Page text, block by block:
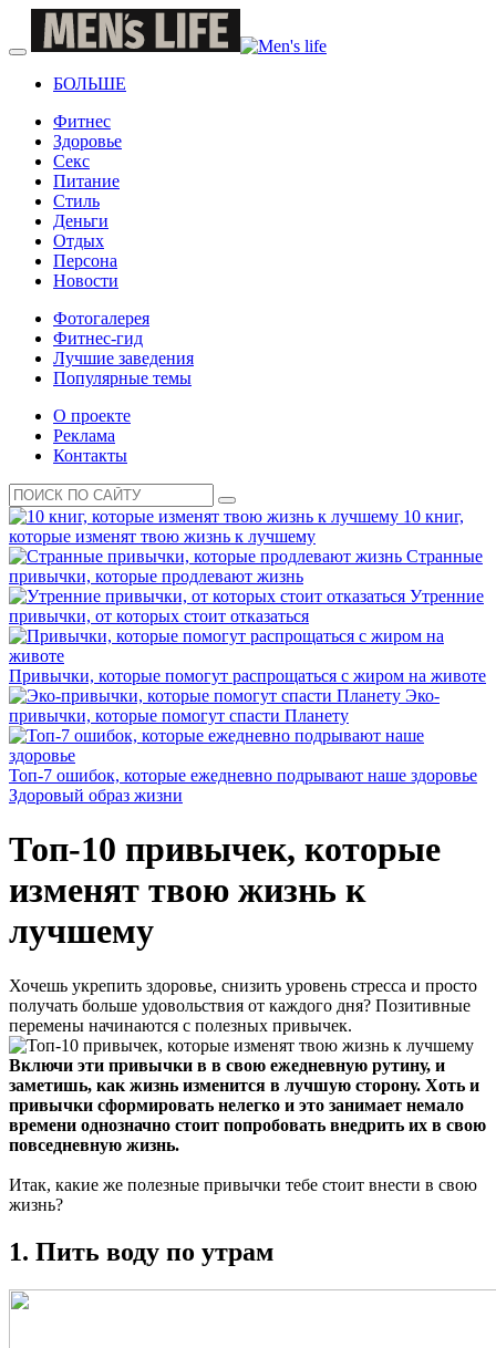
БОЛЬШЕ
Фитнес
Здоровье
Секс
Питание
Стиль
Деньги
Отдых
Персона
Новости
Фотогалерея
Фитнес-гид
Лучшие заведения
Популярные темы
О проекте
Реклама
Контакты
10 книг,
которые изменят твою жизнь к лучшему
Странные
привычки, которые продлевают жизнь
Утренние
привычки, от которых стоит отказаться
Привычки, которые помогут распрощаться с жиром на животе
Эко-
привычки, которые помогут спасти Планету
Топ-7 ошибок, которые ежедневно подрывают наше здоровье
Здоровый образ жизни
Топ-10 привычек, которые
изменят твою жизнь к
лучшему
Хочешь укрепить здоровье, снизить уровень стресса и просто
получать больше удовольствия от каждого дня? Позитивные
перемены начинаются с полезных привычек.
Включи эти привычки в в свою ежедневную рутину, и
заметишь, как жизнь изменится в лучшую сторону. Хоть и
привычки сформировать нелегко и это занимает немало
времени однозначно стоит попробовать внедрить их в свою
повседневную жизнь.
Итак, какие же полезные привычки тебе стоит внести в свою
жизнь?
1. Пить воду по утрам